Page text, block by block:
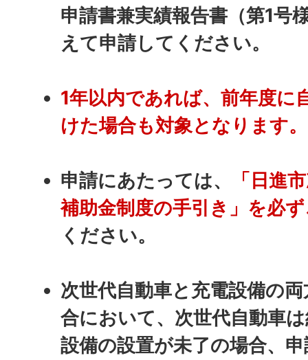
申請書兼実績報告書（第1号
えて申請してください。
1年以内であれば、前年度に
けた場合も対象となります。
申請にあたっては、
「日進
補助金制度の手引き」を必
ください。
次世代自動車と充電設備の
合において、次世代自動車
設備の設置が未了の場合、